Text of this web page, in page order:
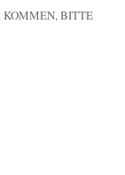
KOMMEN, BITTE